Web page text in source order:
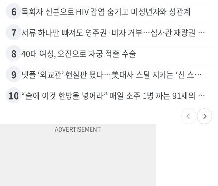
6 목회자 신분으로 HIV 감염 숨기고 미성년자와 성관계
7 서류 하나만 빠져도 영주권·비자 거부…심사관 재량권 대폭 확대
8 40대 여성, 오진으로 자궁 적출 수술
9 넷플 ‘외교관’ 현실판 떴다…美대사 스틸 지키는 ‘신 스틸러’
10 “술에 이것 한방울 넣어라” 매일 소주 1병 까는 91세의 철칙